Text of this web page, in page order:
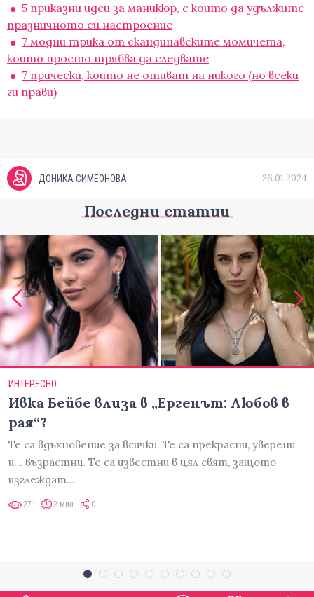
5 приказни идеи за маникюр, с които да удължите
празничното си настроение
7 модни трика от скандинавските момичета,
които просто трябва да следвате
7 прически, които не отиват на никого (но всеки
ги прави)
ДОНИКА СИМЕОНОВА 26.01.2024
Последни статии
ИНТЕРЕСНО
Ивка Бейбе влиза в „Ергенът: Любов в
рая“?
Те са вдъхновение за всички. Те са прекрасни, уверени
и... възрастни. Те са известни в цял свят, защото
изглеждат…
271 2 мин 0